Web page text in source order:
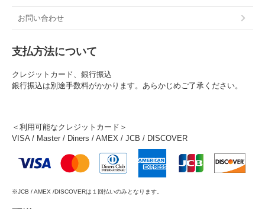
お問い合わせ
支払方法について
クレジットカード、銀行振込
銀行振込は別途手数料がかかります。あらかじめご了承ください。
＜利用可能なクレジットカード＞
VISA / Master / Diners / AMEX / JCB / DISCOVER
※JCB / AMEX /DISCOVERは１回払いのみとなります。